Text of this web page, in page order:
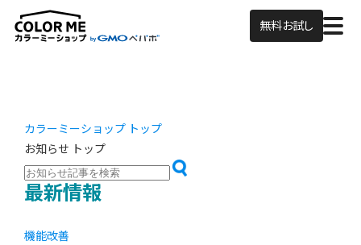
無料お試し
カラーミーショップ トップ
お知らせ トップ
最新情報
機能改善